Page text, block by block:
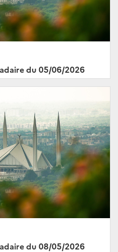
du 05/06/2026
du 08/05/2026